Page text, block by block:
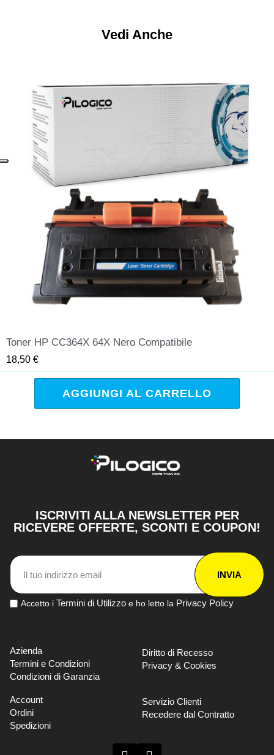
Vedi Anche
QUICK VIEW
Toner HP CC364X 64X Nero Compatibile
18,50 €
AGGIUNGI AL CARRELLO
ISCRIVITI ALLA NEWSLETTER PER
RICEVERE OFFERTE, SCONTI E COUPON!
INVIA
Accetto i Termini di Utilizzo e ho letto la Privacy Policy
Azienda
Termini e Condizioni
Condizioni di Garanzia
Diritto di Recesso
Privacy & Cookies
Account
Ordini
Spedizioni
Servizio Clienti
Recedere dal Contratto